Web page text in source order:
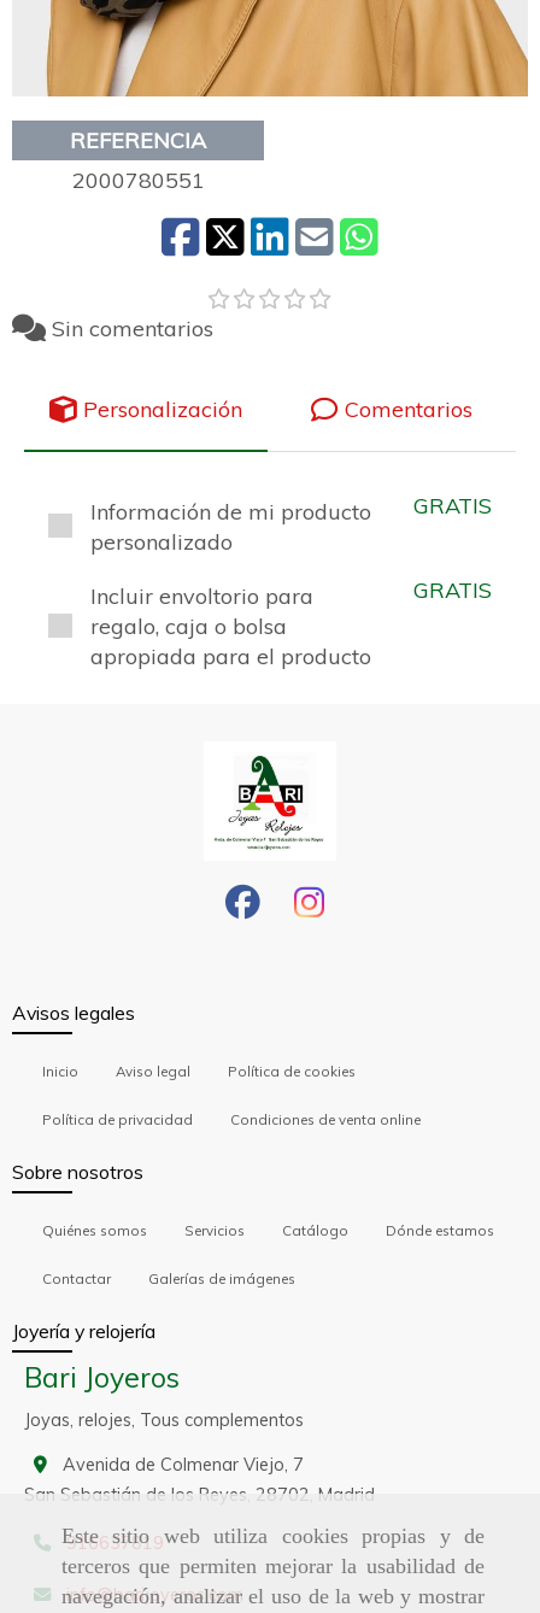
Este sitio web utiliza cookies propias y de
terceros que permiten mejorar la usabilidad de
navegación, analizar el uso de la web y mostrar
REFERENCIA
2000780551
Sin comentarios
Personalización Comentarios
Información de mi producto
personalizado
GRATIS
Incluir envoltorio para
regalo, caja o bolsa
apropiada para el producto
GRATIS
Avisos legales
Inicio Aviso legal Política de cookies
Política de privacidad Condiciones de venta online
Sobre nosotros
Quiénes somos Servicios Catálogo Dónde estamos
Contactar Galerías de imágenes
Joyería y relojería
Bari Joyeros
Joyas, relojes, Tous complementos
Avenida de Colmenar Viejo, 7
San Sebastián de los Reyes, 28702, Madrid
916637819
info barijoyeros.com